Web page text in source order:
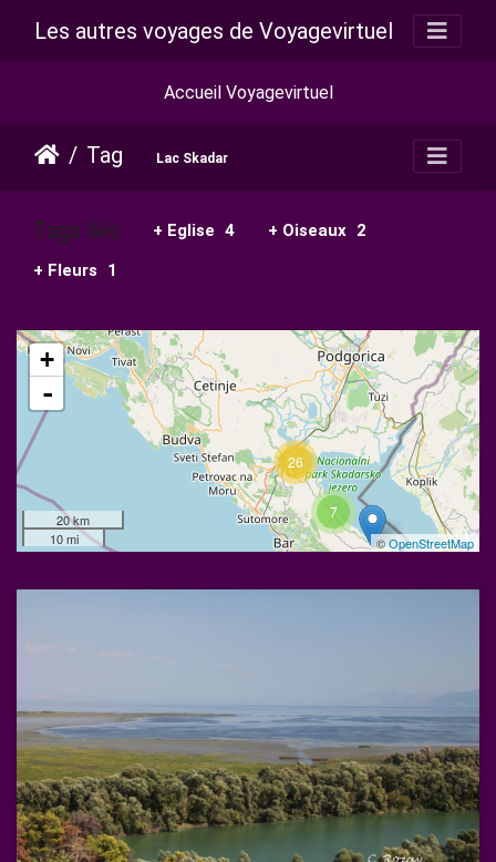
Les autres voyages de Voyagevirtuel
Accueil Voyagevirtuel
Tag Lac Skadar
Tags liés + Eglise 4 + Oiseaux 2
+ Fleurs
1
26
7
+
-
20 km
10 mi
©OpenStreetMap